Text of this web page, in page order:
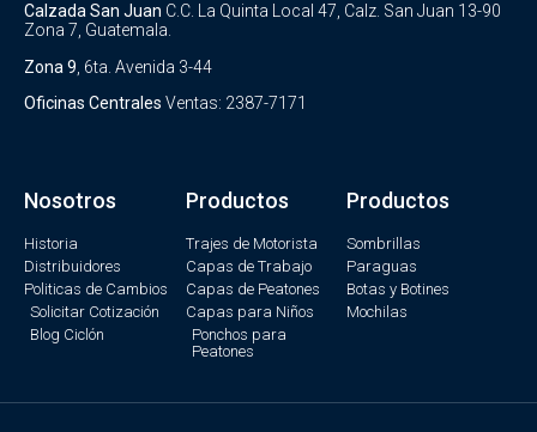
Calzada San Juan C.C. La Quinta Local 47, Calz. San Juan 13-90
Zona 7, Guatemala.
Zona 9 , 6ta. Avenida 3-44
Oficinas Centrales Ventas: 2387-7171
Nosotros
Historia
Distribuidores
Politicas de Cambios
Solicitar Cotización
Blog Ciclón
Productos
Trajes de Motorista
Capas de Trabajo
Capas de Peatones
Capas para Niños
Ponchos para
Peatones
Productos
Sombrillas
Paraguas
Botas y Botines
Mochilas